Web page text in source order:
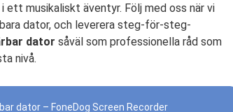
ett musikaliskt äventyr. Följ med oss ​​när vi
dator, och leverera steg-för-steg-
dator såväl som professionella råd som
nivå.
dator – FoneDog Screen Recorder